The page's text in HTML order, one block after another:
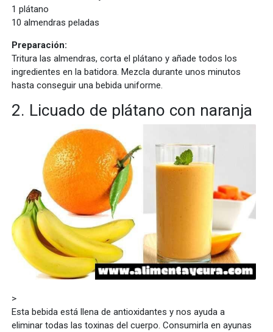
1 plátano
10 almendras peladas
Preparación:
Tritura las almendras, corta el plátano y añade todos los
ingredientes en la batidora. Mezcla durante unos minutos
hasta conseguir una bebida uniforme.
2. Licuado de plátano con naranja
>
Esta bebida está llena de antioxidantes y nos ayuda a
eliminar todas las toxinas del cuerpo. Consumirla en ayunas